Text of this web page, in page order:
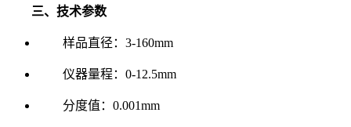
三、技术参数
样品直径：3-160mm
仪器量程：0-12.5mm
分度值：0.001mm